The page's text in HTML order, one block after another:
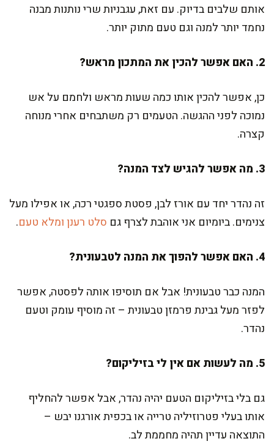
אותם שלבים בדיוק. עם זאת, עגבניות שרי נותנות מבנה
נחמד יותר למנה וגם טעם מתוק יותר.
2. האם אפשר להכין את המתכון מראש?
כן, אפשר להכין אותו כמה שעות מראש ולחמם על אש
נמוכה לפני ההגשה. הטעמים רק משתבחים אחרי מנוחה
קצרה.
3. מה אפשר להגיש לצד המנה?
זה נהדר יחד עם אורז לבן, פסטת ספגטי רכה, או אפילו מעל
צנימים. ביומיום אני אוהבת לצרף גם סלט רענן ומלא טעם.
4. האם אפשר להפוך את המנה לטבעונית?
המנה כבר טבעונית! אבל אם תוסיפו אותה לפסטה, אפשר
לפזר מעל גבינת פרמזן טבעונית – זה מוסיף עומק וטעם
נהדר.
5. מה לעשות אם אין לי בזיליקום?
גם בלי בזיליקום הטעם יהיה נהדר, אבל אפשר להחליף
אותו בעלי פטרוזיליה טרייה או בכפית אורגנו יבש –
התוצאה עדיין תהיה מחממת לב.